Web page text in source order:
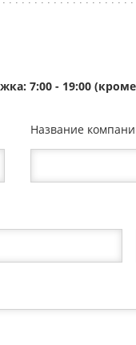
7:00 - 19:00
Название